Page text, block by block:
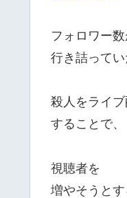
フォロワー数
行き詰ってい
殺人をライ
することで、
視聴者を
増やそうとす